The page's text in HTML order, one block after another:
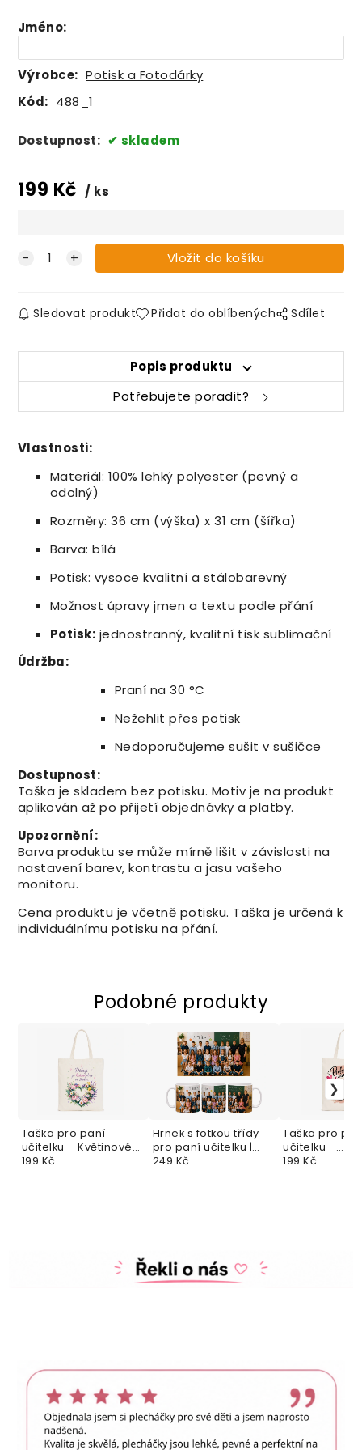
Jméno:
Výrobce: Potisk a Fotodárky
Kód: 488_1
Dostupnost: skladem
199 Kč ks
Sledovat produkt Přidat do oblíbených Sdílet
Popis produktu
Potřebujete poradit?
Vlastnosti:
Materiál: 100% lehký polyester (pevný a
odolný)
Rozměry: 36 cm (výška) x 31 cm (šířka)
Barva: bílá
Potisk: vysoce kvalitní a stálobarevný
Možnost úpravy jmen a textu podle přání
Potisk: jednostranný, kvalitní tisk sublimační
Údržba:
Praní na 30 °C
Nežehlit přes potisk
Nedoporučujeme sušit v sušičce
Dostupnost:
Taška je skladem bez potisku. Motiv je na produkt
aplikován až po přijetí objednávky a platby.
Upozornění:
Barva produktu se může mírně lišit v závislosti na
nastavení barev, kontrastu a jasu vašeho
monitoru.
Cena produktu je včetně potisku. Taška je určená k
individuálnímu potisku na přání.
Podobné produkty
Taška pro paní
učitelku – Květinové
poděkování
199 Kč
Hrnek s fotkou třídy
pro paní učitelku |
Dárek na konec
249 Kč
Taška pro
učitelku –
Profesionální
199 Kč